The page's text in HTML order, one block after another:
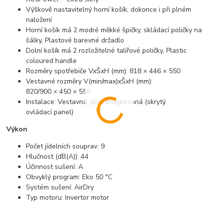
Výškově nastavitelný horní košík, dokonce i při plném
naložení
Horní košík má 2 modré měkké špičky, skládací poličky na
šálky, Plastové barevné držadlo
Dolní košík má 2 rozložitelné talířové poličky, Plastic
coloured handle
Rozměry spotřebiče VxŠxH (mm): 818 × 446 × 550
Vestavné rozměry V(min/max)xŠxH (mm):
820/900 × 450 × 550
Instalace: Vestavná, plně integrovaná (skrytý
ovládací panel)
Výkon
Počet jídelních souprav: 9
Hlučnost (dB(A)): 44
Účinnost sušení: A
Obvyklý program: Eko 50 °C
Systém sušení: AirDry
Typ motoru: Invertor motor